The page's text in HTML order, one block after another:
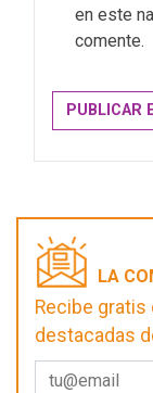
en este
comente.
LA
Recibe
destacadas